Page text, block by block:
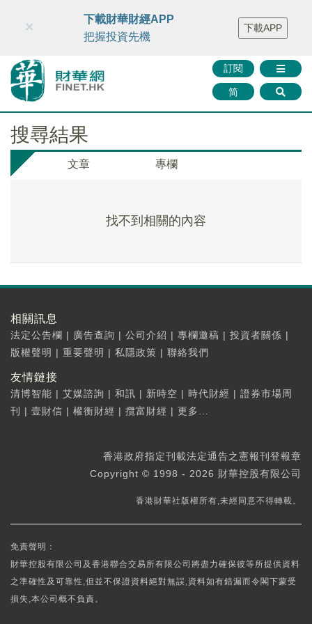
財華智庫網 FINTV FINMETA 財華證券 媒體矩陣
智庫沙龍
聯絡我們
訂閱
简
×
下載財華財經APP
把握投資先機
下載APP
搜尋結果
文章 專欄
找不到相關的內容
相關訊息
法定公告欄 | 廣告查詢 | 公司介紹 | 專欄邀稿 | 投資者關係 |
版權聲明 | 重要聲明 | 私隱政策 | 聯絡我們
友情鏈接
清博智能 | 艾媒諮詢 | 和訊 | 新時空 | 時代財經 | 證券市場周
刊
| 壹財信 | 權衡財經 | 攬富財經 | 更多...
香港政府指定刊載法定通告之憲報刊登報章
Copyright © 1998 - 2026 財華控股有限公司
香港財華社版權所有,未經同意不得轉載。
免責聲明：
財華控股有限公司及香港聯合交易所有限公司將盡力確保彼等所提供資料
之準確性及可靠性,但並不保證資料絕對無誤,資料如有錯漏而令閣下蒙受
損失,本公司概不負責。